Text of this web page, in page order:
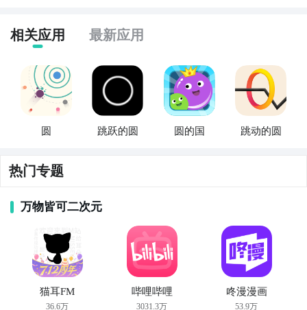
The end，流行的圆的安卓模拟器图文安装教程就为大
家详解到这里了，相信大家都已经清楚了流行的圆电脑
版怎么下载安装了吧？如果不清楚或者有其他疑问的，
可以在下面留言。赶紧下载这个模拟器
，一起在电脑上
相关应用 最新应用
圆 跳跃的圆 圆的国 跳动的圆
热门专题
万物皆可二次元
猫耳FM
36.6万
哔哩哔哩
3031.3万
咚漫漫画
53.9万